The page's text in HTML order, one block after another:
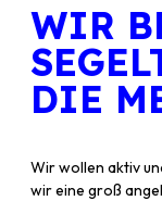
WIR
DIE
Wir wollen aktiv
wir eine groß